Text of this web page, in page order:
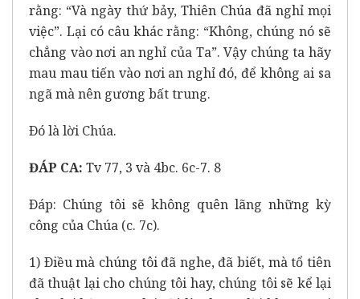
rằng: “Và ngày thứ bảy, Thiên Chúa đã nghỉ mọi
việc”. Lại có câu khác rằng: “Không, chúng nó sẽ
chẳng vào nơi an nghỉ của Ta”. Vậy chúng ta hãy
mau mau tiến vào nơi an nghỉ đó, để không ai sa
ngã mà nên gương bất trung.
Ðó là lời Chúa.
ĐÁP CA: Tv 77, 3 và 4bc. 6c-7. 8
Ðáp: Chúng tôi sẽ không quên lãng những kỳ
công của Chúa (c. 7c).
1) Ðiều mà chúng tôi đã nghe, đã biết, mà tổ tiên
đã thuật lại cho chúng tôi hay, chúng tôi sẽ kể lại